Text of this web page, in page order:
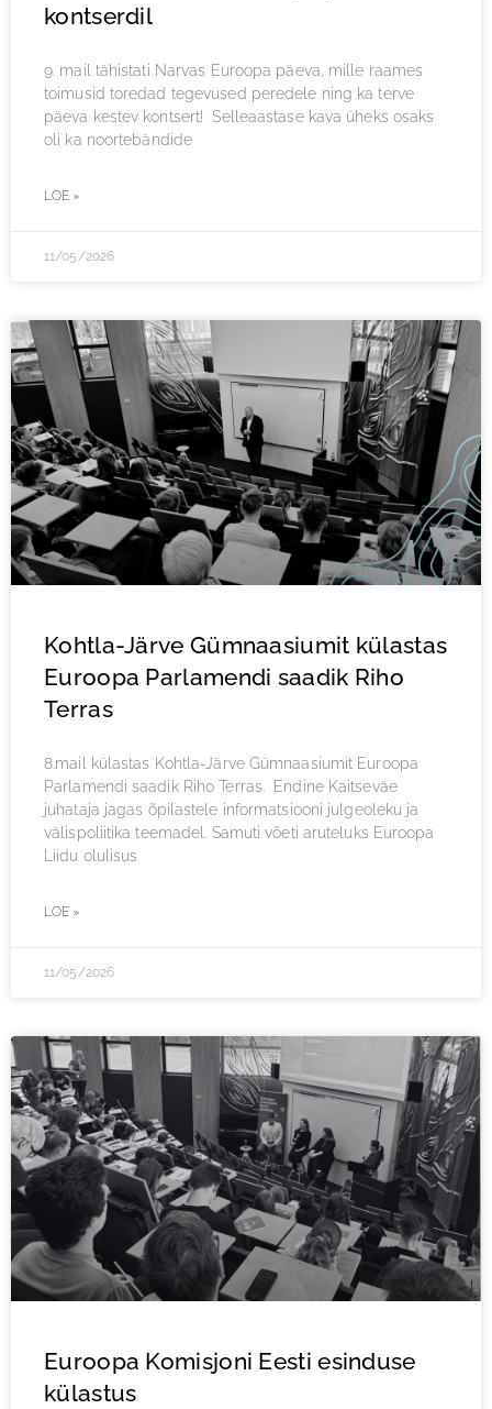
kontserdil
9. mail tähistati Narvas Euroopa päeva, mille raames
toimusid toredad tegevused peredele ning ka terve
päeva kestev kontsert! Selleaastase kava üheks osaks
oli ka noortebändide
LOE »
11/05/2026
Kohtla-Järve Gümnaasiumit külastas
Euroopa Parlamendi saadik Riho
Terras
8.mail külastas Kohtla-Järve Gümnaasiumit Euroopa
Parlamendi saadik Riho Terras. Endine Kaitseväe
juhataja jagas õpilastele informatsiooni julgeoleku ja
välispoliitika teemadel. Samuti võeti aruteluks Euroopa
Liidu olulisus
LOE »
11/05/2026
Euroopa Komisjoni Eesti esinduse
külastus